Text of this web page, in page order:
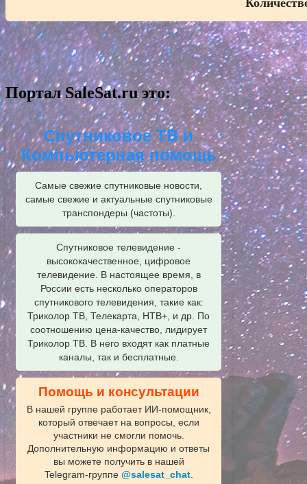
Портал SaleSat.ru это:
Спутниковое ТВ и
Компьютерная помощь
Самые свежие спутниковые новости,
самые свежие и актуальные спутниковые
транспондеры (частоты).
Спутниковое телевидение -
высококачественное, цифровое
телевидение. В настоящее время, в
России есть несколько операторов
спутникового телевидения, такие как:
Триколор ТВ, Телекарта, НТВ+, и др. По
соотношению цена-качество, лидирует
Триколор ТВ. В него входят как платные
каналы, так и бесплатные.
Помощь и консультации
В нашей группе работает ИИ‑помощник,
который отвечает на вопросы, если
участники не смогли помочь.
Дополнительную информацию и ответы
вы можете получить в нашей
Telegram‑группе @salesat_chat.